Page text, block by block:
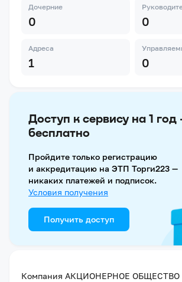
Дочерние
0 0
Адреса
1 0
Доступ к сервису на 1 год
бесплатно
Пройдите только регистрацию
и аккредитацию на ЭТП Торги223 —
никаких платежей и подписок.
Условия получения
Получить доступ
Компания АКЦИОНЕРНОЕ ОБЩЕСТВО